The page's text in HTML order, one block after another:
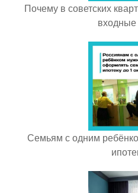
Почему в советских
Семьям с одним